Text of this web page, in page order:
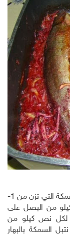
نتبع نفس الخطوات السابقة، ويجب أن تكون السمكة التي تزن من 1-
من البصل على
لكل نص كيلو من
السمكة بالبهار